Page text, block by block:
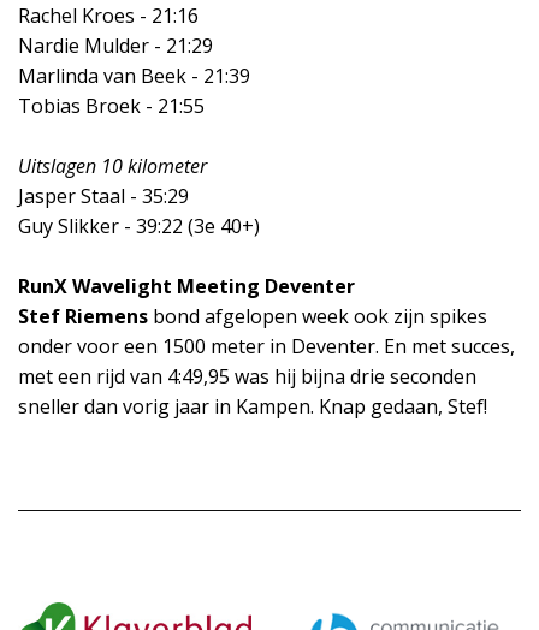
Rachel Kroes - 21:16
Nardie Mulder - 21:29
Marlinda van Beek - 21:39
Tobias Broek - 21:55
Uitslagen 10 kilometer
Jasper Staal - 35:29
Guy Slikker - 39:22 (3e 40+)
RunX Wavelight Meeting Deventer
Stef Riemens bond afgelopen week ook zijn spikes
onder voor een 1500 meter in Deventer. En met succes,
met een rijd van 4:49,95 was hij bijna drie seconden
sneller dan vorig jaar in Kampen. Knap gedaan, Stef!